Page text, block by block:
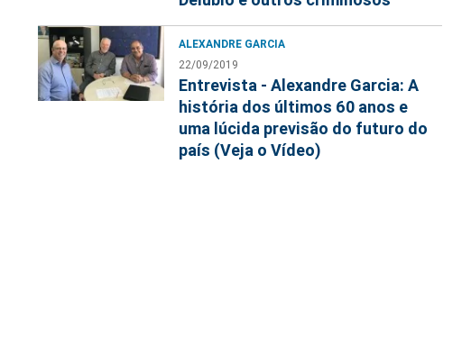
ALEXANDRE GARCIA
22/09/2019
Entrevista - Alexandre Garcia: A
história dos últimos 60 anos e
uma lúcida previsão do futuro do
país (Veja o Vídeo)